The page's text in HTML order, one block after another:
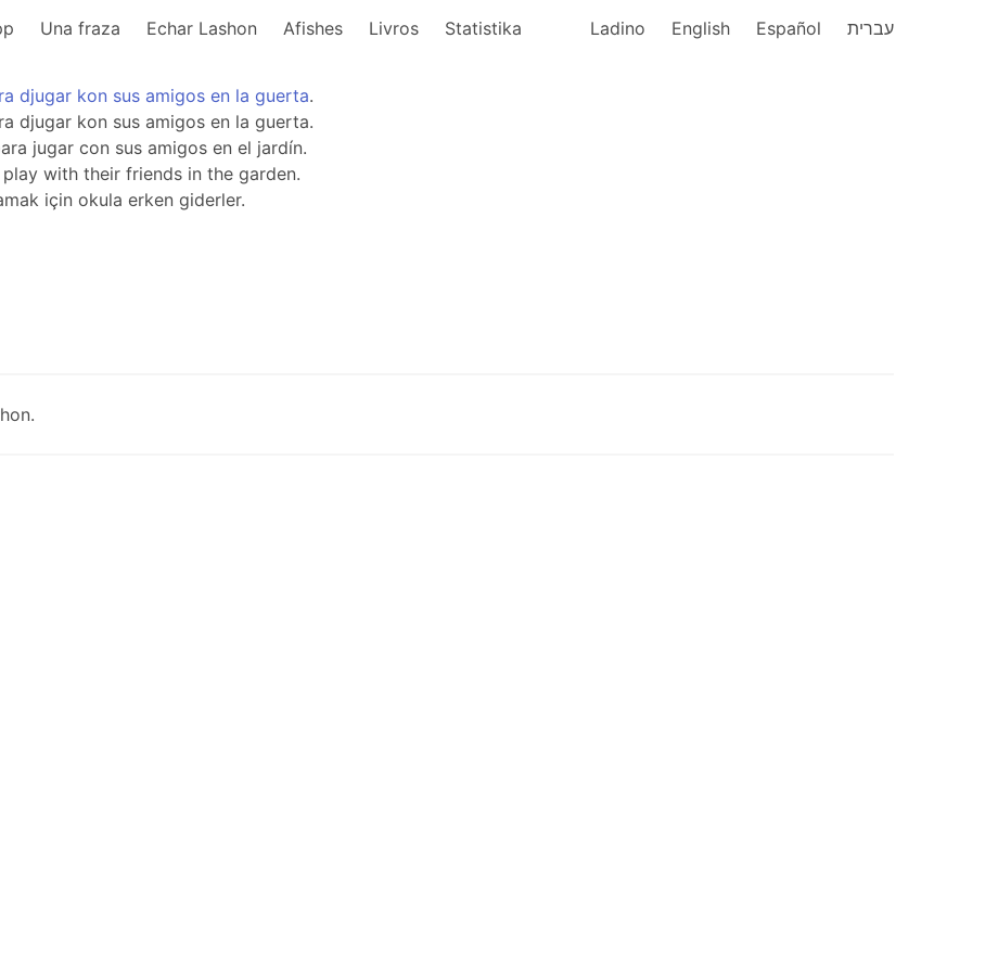
Una fraza Echar Lashon Afishes Livros Statistika Ladino English Español עברית
djugar kon sus amigos en la guerta.
djugar kon sus amigos en la guerta.
jugar con sus amigos en el jardín.
with their friends in the garden.
için okula erken giderler.